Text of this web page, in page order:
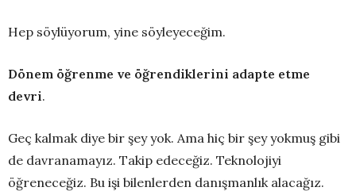
Hep söylüyorum, yine söyleyeceğim.
Dönem öğrenme ve öğrendiklerini adapte etme
devri.
Geç kalmak diye bir şey yok. Ama hiç bir şey yokmuş gibi
de davranamayız. Takip edeceğiz. Teknolojiyi
öğreneceğiz. Bu işi bilenlerden danışmanlık alacağız.